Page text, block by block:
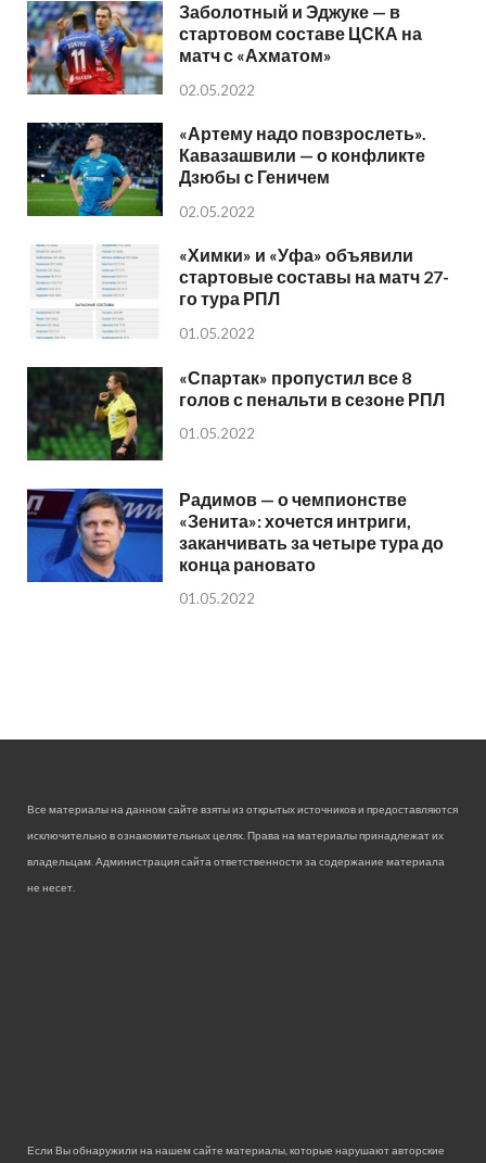
Заболотный и Эджуке — в
стартовом составе ЦСКА на
матч с «Ахматом»
02.05.2022
«Артему надо повзрослеть».
Кавазашвили — о конфликте
Дзюбы с Геничем
02.05.2022
«Химки» и «Уфа» объявили
стартовые составы на матч 27-
го тура РПЛ
01.05.2022
«Спартак» пропустил все 8
голов с пенальти в сезоне РПЛ
01.05.2022
Радимов — о чемпионстве
«Зенита»: хочется интриги,
заканчивать за четыре тура до
конца рановато
01.05.2022
Все материалы на данном сайте взяты из открытых источников и предоставляются
исключительно в ознакомительных целях. Права на материалы принадлежат их
владельцам. Администрация сайта ответственности за содержание материала
не несет.
Если Вы обнаружили на нашем сайте материалы, которые нарушают авторские